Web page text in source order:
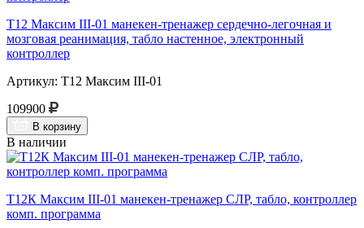
Т12 Максим III-01 манекен-тренажер сердечно-легочная и
мозговая реанимация, табло настенное, электронный
контроллер
Артикул: Т12 Максим III-01
109900
В корзину
В наличии
Т12К Максим III-01 манекен-тренажер СЛР, табло, контроллер
комп. программа